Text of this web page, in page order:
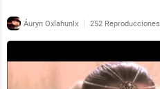
Áuryn OxlahunIx | 252 Reproducciones